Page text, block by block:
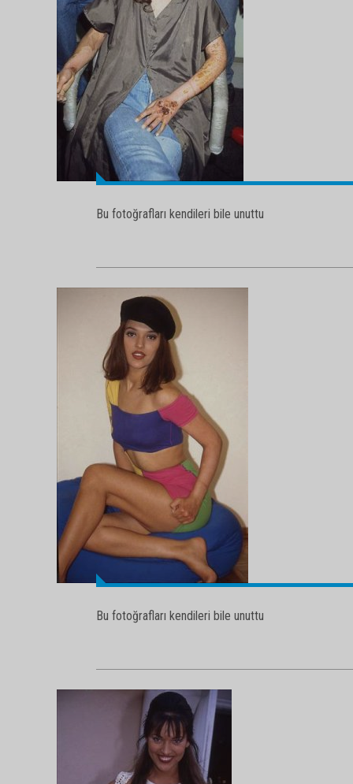
Bu fotoğrafları kendileri bile unuttu
Bu fotoğrafları kendileri bile unuttu